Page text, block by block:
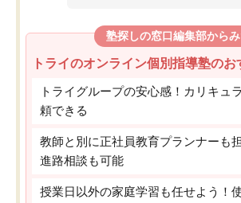
塾探しの窓口編集部から
トライのオンライン個別指導塾のお
トライグループの安心感！カリキュ
頼できる
教師と別に正社員教育プランナーも
進路相談も可能
授業日以外の家庭学習も任せよう！